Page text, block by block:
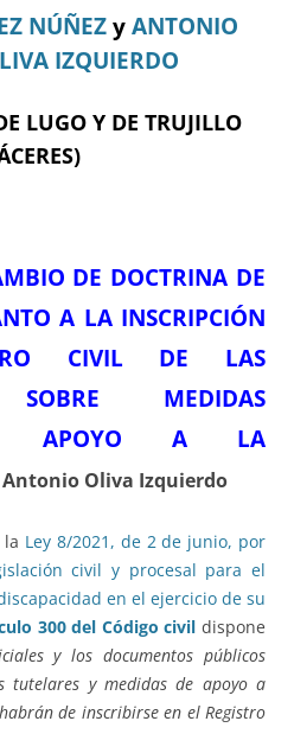
NÚÑEZ y ANTONIO
IZQUIERDO
LUGO Y DE TRUJILLO
DE DOCTRINA DE
A LA INSCRIPCIÓN
CIVIL DE LAS
SOBRE MEDIDAS
APOYO A LA
Antonio Oliva Izquierdo
la Ley 8/2021, de 2 de junio, por
civil y procesal para el
en el ejercicio de su
300 del Código civil dispone
y los documentos públicos
tutelares y medidas de apoyo a
de inscribirse en el Registro